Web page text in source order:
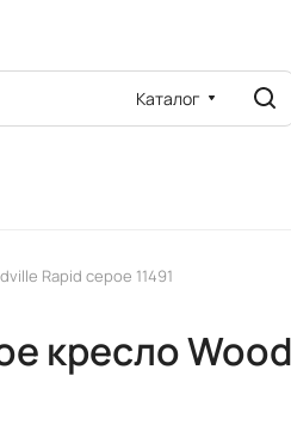
Каталог
Rapid серое 11491
кресло